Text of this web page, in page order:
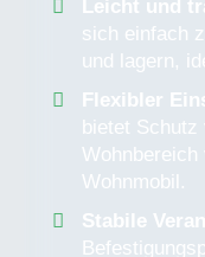
Leicht und
sich einfach
und lagern,
Flexibler
bietet Schutz
Wohnbereich
Wohnmobil.
Stabile